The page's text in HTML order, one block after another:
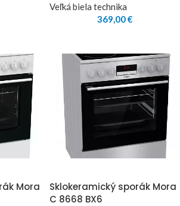
Veľká biela technika
369,00€
Mora
Sklokeramický sporák Mora
C 8668 BX6